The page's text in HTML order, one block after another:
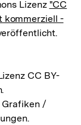
Lizenz "CC
kommerziell -
CC BY-
Grafiken /